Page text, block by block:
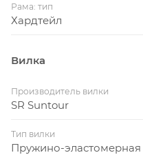
Рама: тип
Хардтейл
Вилка
Производитель вилки
SR Suntour
Тип вилки
Пружино-эластомерная